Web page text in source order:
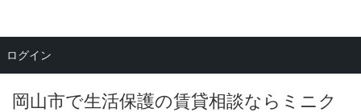
岡山市で生活保護の賃貸相談ならミニク
メニュー
ログイン